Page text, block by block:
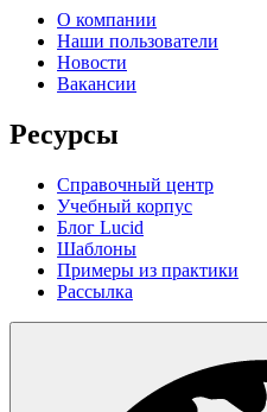
О компании
Наши пользователи
Новости
Вакансии
Ресурсы
Справочный центр
Учебный корпус
Блог Lucid
Шаблоны
Примеры из практики
Рассылка